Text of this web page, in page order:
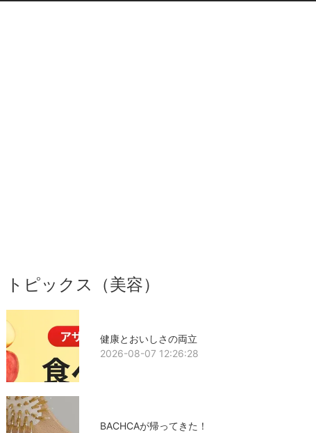
トピックス（美容）
健康とおいしさの両立
2026-08-07 12:26:28
BACHCAが帰ってきた！